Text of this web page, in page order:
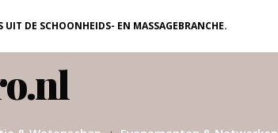
DE SCHOONHEIDS- EN MASSAGEBRANCHE.